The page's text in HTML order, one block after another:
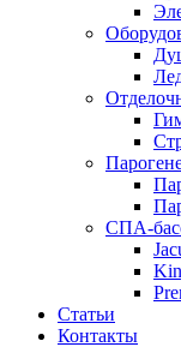
СПА-
Статьи
Контакты